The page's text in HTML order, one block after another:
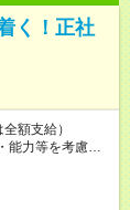
く！正社
額支給）
能力等を考慮し
続したら月1万